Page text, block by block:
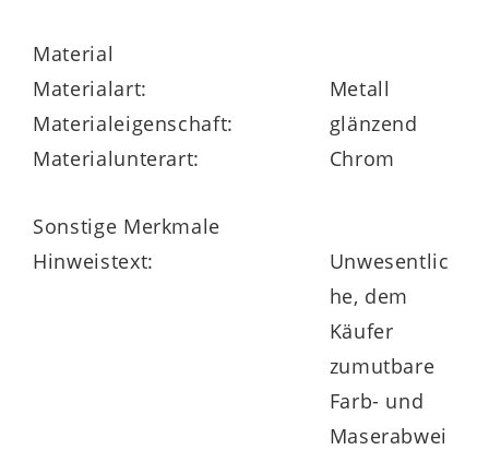
Stangen des Standmodells. Der Halter für
Ihre Tücher steht auf einer Bodenplatte
und hat die Maße von ca. 20 x 81 x 30 cm
(BxHxL), womit das Modell sowohl in ein
passt.
Material
Materialart:
Metall
Materialeigenschaft:
glänzend
Materialunterart:
Chrom
Sonstige Merkmale
Hinweistext:
Unwesentlic
he, dem
Käufer
zumutbare
Farb- und
Maserabwei